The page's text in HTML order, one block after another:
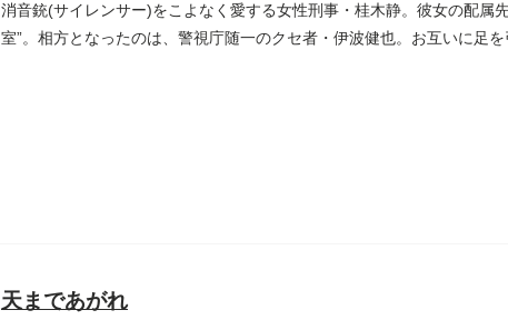
消音銃(サイレンサー)をこよなく愛する女性刑事・桂木静。彼女の配属
室”。相方となったのは、警視庁随一のクセ者・伊波健也。お互いに足
天まであがれ